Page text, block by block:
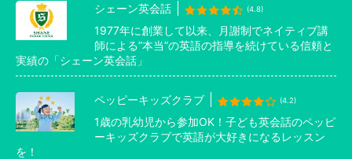
シェーン英会話 (4.8)
1977年に創業して以来、月謝制でネイティブ講
師による”本当”の英語の指導を続けている信頼と
実績の「シェーン英会話」
ペッピーキッズクラブ (4.2)
1歳の乳幼児から参加OK！子ども英会話のペッピ
ーキッズクラブで英語が大好きになるレッスン
を！